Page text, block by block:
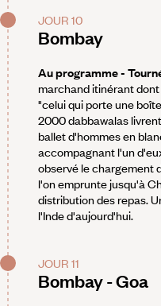
JOUR 10
Bombay
Au programme -
marchand itinérant
"celui qui porte une
2000 dabbawalas
ballet d'hommes en
accompagnant l'un
observé le chargement
l'on emprunte jusqu'à
distribution des repas.
l'Inde d'aujourd'hui.
JOUR 11
Bombay - Goa